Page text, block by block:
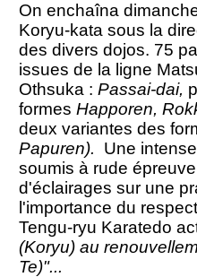
On enchaîna
Koryu-kata sous la
des divers dojos. 75
issues de la ligne
Othsuka : Passai-dai,
formes Happoren,
deux variantes des
Papuren).
Une
soumis à rude
d'éclairages sur une
l'importance du
Tengu-ryu Karatedo
(Koryu) au
Te)"...